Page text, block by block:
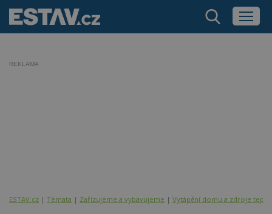
REKLAMA
ESTAV.cz Témata Zařizujeme a vybavujeme Vytápění domu a zdroje tepla